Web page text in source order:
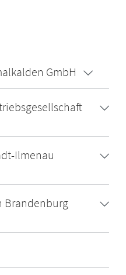
GmbH
Ilmenau
Brandenburg